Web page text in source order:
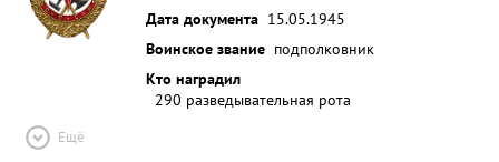
Дата документа 15.05.1945
Воинское звание подполковник
Кто наградил
290 разведывательная рота
Ещё